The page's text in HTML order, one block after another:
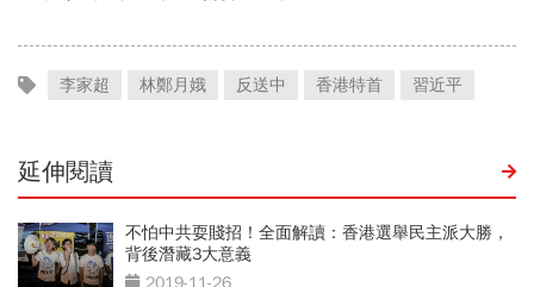
李家超 林鄭月娥 反送中 香港特首 習近平
延伸閱讀
不怕中共耍賤招！全面解讀：香港選舉民主派大勝，
背後潛藏3大意義
2019-11-26